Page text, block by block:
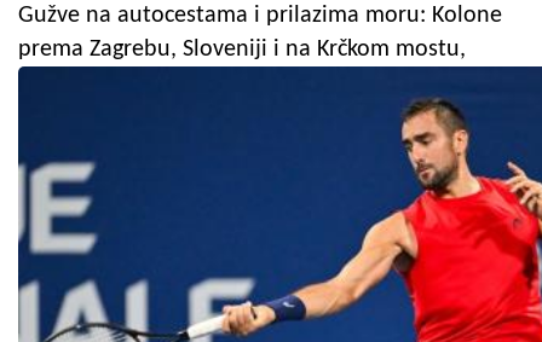
Gužve na autocestama i prilazima moru: Kolone
prema Zagrebu, Sloveniji i na Krčkom mostu,